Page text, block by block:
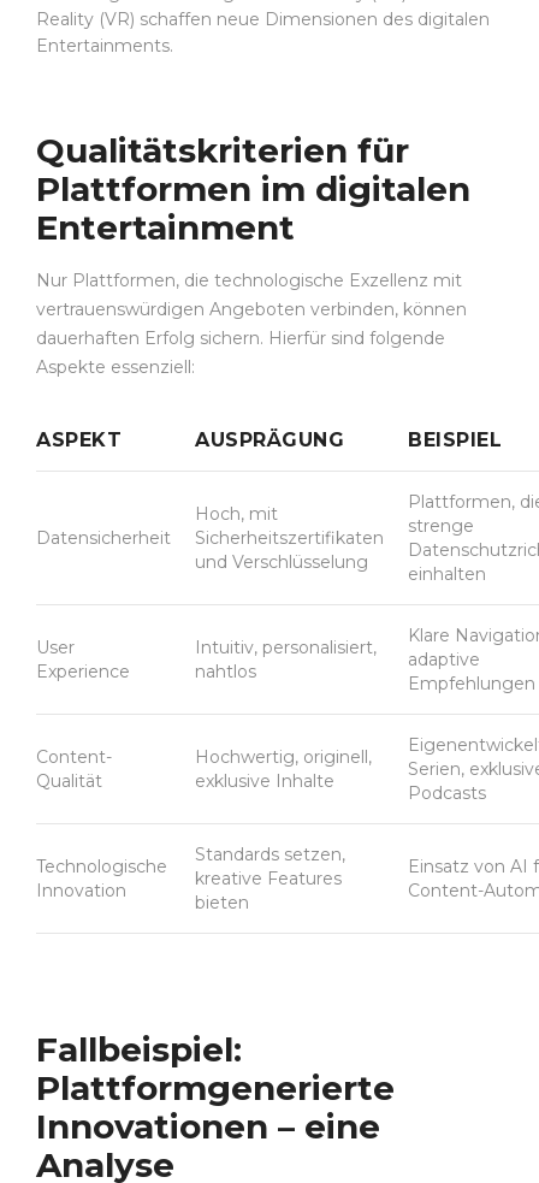
Reality (VR) schaffen neue Dimensionen des digitalen
Entertainments.
Qualitätskriterien für
Plattformen im digitalen
Entertainment
Nur Plattformen, die technologische Exzellenz mit
vertrauenswürdigen Angeboten verbinden, können
dauerhaften Erfolg sichern. Hierfür sind folgende
Aspekte essenziell:
ASPEKT AUSPRÄGUNG BEISPIEL
Datensicherheit
Hoch, mit
Sicherheitszertifikaten
und Verschlüsselung
Plattformen,
strenge
einhalten
User
Experience
Intuitiv, personalisiert,
nahtlos
Klare
adaptive
Empfehlungen
Content-
Qualität
Hochwertig, originell,
exklusive Inhalte
Serien,
Podcasts
Technologische
Innovation
Standards setzen,
kreative Features
bieten
Einsatz von AI
Content-
Fallbeispiel:
Plattformgenerierte
Innovationen – eine
Analyse